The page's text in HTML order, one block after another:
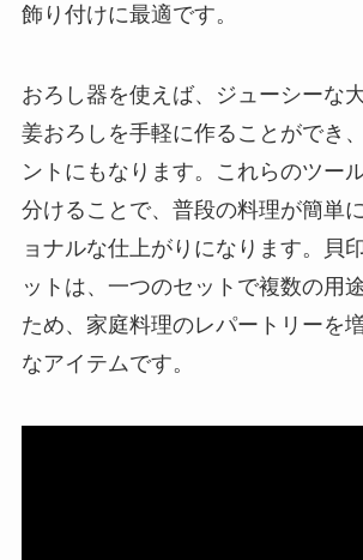
飾り付けに最適です。
おろし器を使えば、ジューシーな
姜おろしを手軽に作ることができ
ントにもなります。これらのツー
分けることで、普段の料理が簡単
ョナルな仕上がりになります。貝
ットは、一つのセットで複数の用
ため、家庭料理のレパートリーを
なアイテムです。